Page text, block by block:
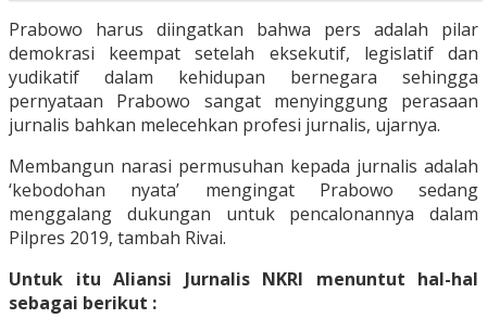
Prabowo harus diingatkan bahwa pers adalah pilar
demokrasi keempat setelah eksekutif, legislatif dan
yudikatif dalam kehidupan bernegara sehingga
pernyataan Prabowo sangat menyinggung perasaan
jurnalis bahkan melecehkan profesi jurnalis, ujarnya.
Membangun narasi permusuhan kepada jurnalis adalah
‘kebodohan nyata’ mengingat Prabowo sedang
menggalang dukungan untuk pencalonannya dalam
Pilpres 2019, tambah Rivai.
Untuk itu Aliansi Jurnalis NKRI menuntut hal-hal
sebagai berikut :